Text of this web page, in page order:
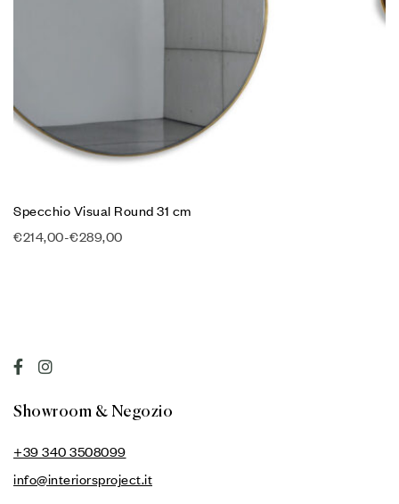
Specchio Visual Round 31 cm
€214,00-€289,00
Showroom & Negozio
+39 340 3508099
info@interiorsproject.it